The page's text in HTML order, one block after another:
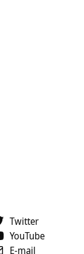
Twitter
YouTube
E-mail